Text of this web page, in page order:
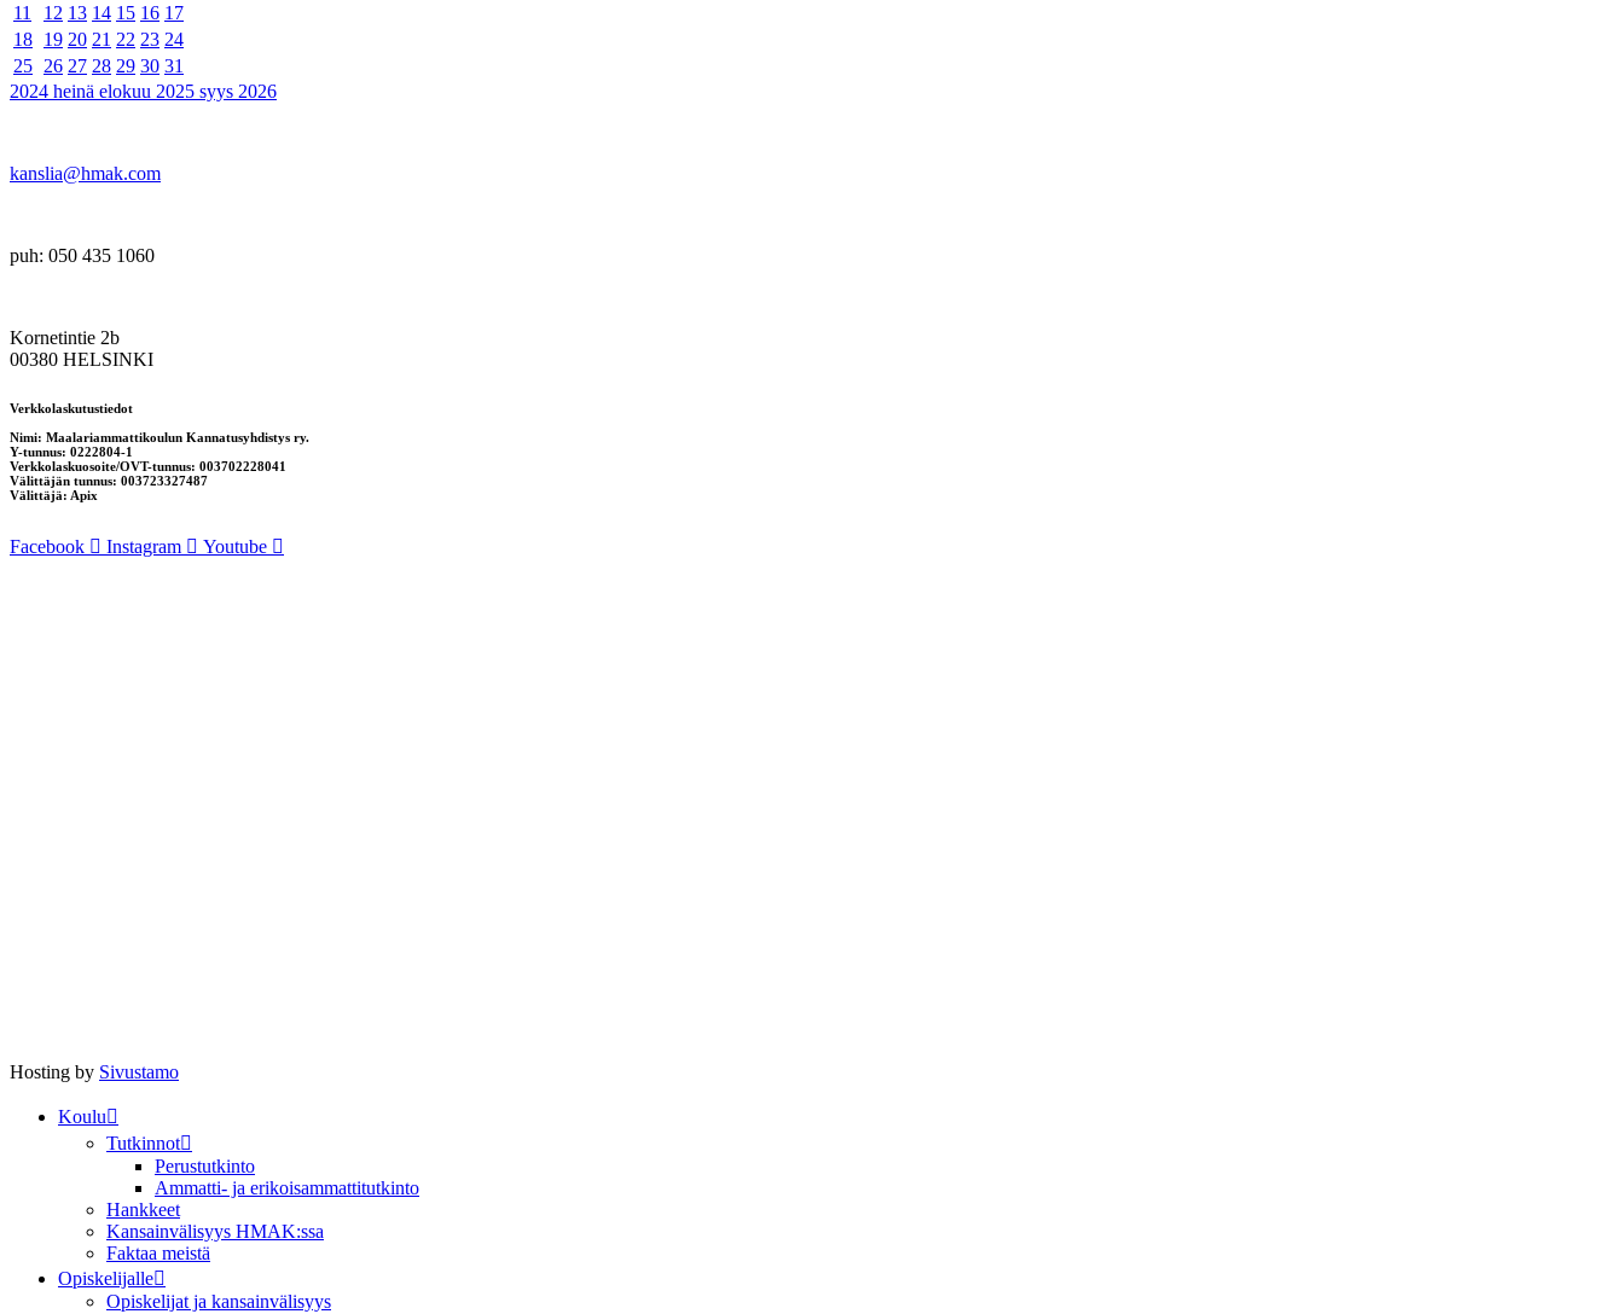
11
12 13 14 15 16 17
18 19 20 21 22 23 24
25 26 27 28 29 30 31
2024 heinä elokuu 2025 syys 2026
kanslia@hmak.com
puh: 050 435 1060
Kornetintie 2b
00380 HELSINKI
Verkkolaskutustiedot
Nimi: Maalariammattikoulun Kannatusyhdistys ry.
Y-tunnus: 0222804-1
Verkkolaskuosoite/OVT-tunnus: 003702228041
Välittäjän tunnus: 003723327487
Välittäjä: Apix
Facebook Instagram Youtube
Hosting by Sivustamo
Koulu
Tutkinnot
Perustutkinto
Ammatti- ja erikoisammattitutkinto
Hankkeet
Kansainvälisyys HMAK:ssa
Faktaa meistä
Opiskelijalle
Opiskelijat ja kansainvälisyys